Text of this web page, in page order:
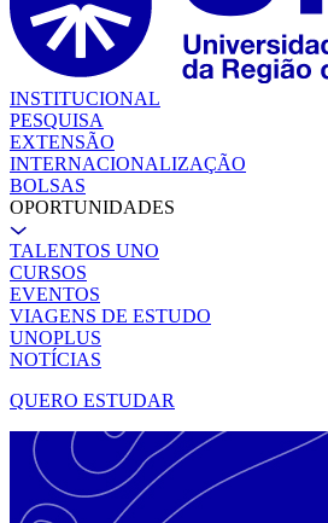
INSTITUCIONAL
PESQUISA
EXTENSÃO
INTERNACIONALIZAÇÃO
BOLSAS
OPORTUNIDADES
TALENTOS UNO
CURSOS
EVENTOS
VIAGENS DE ESTUDO
UNOPLUS
NOTÍCIAS
QUERO ESTUDAR